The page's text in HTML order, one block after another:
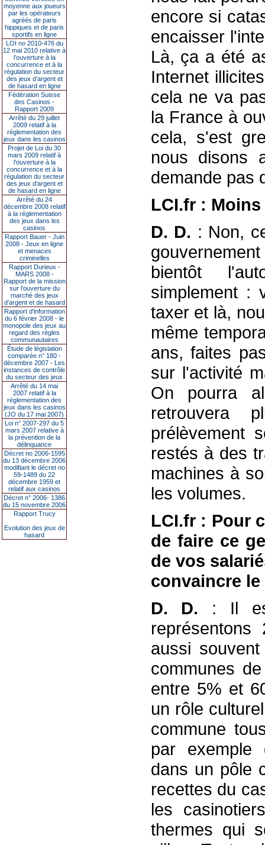
moyenne aux joueurs
par les opérateurs
agréés de paris
hippiques et de paris
sportifs en ligne
LOI no 2010-476 du
12 mai 2010 relative à
l’ouverture à la
concurrence et à la
régulation du secteur
des jeux d’argent et
de hasard en ligne
Fédération Suisse
des Casinos -
Rapport 2009
Arrêté du 29 juillet
2009 relatif à la
réglementation des
jeux dans les casinos
Projet de Loi du 30
mars 2009 relatif à
l’ouverture à la
concurrence et à la
régulation du secteur
des jeux d’argent et
de hasard en ligne
Arrêté du 24
décembre 2008 relatif
à la réglementation
des jeux dans les
casinos
Rapport Bauer - Juin
2008 - Jeux en ligne
et menaces
criminelles
Rapport Durieux -
MARS 2008 -
Rapport de la mission
sur l’ouverture du
marché des jeux
d’argent et de hasard
Rapport d'information
du 6 février 2008 - le
monopole des jeux au
regard des règles
communautaires
Étude de législation
comparée n° 180 -
décembre 2007 - Les
instances de contrôle
du secteur des jeux
Arrêté du 14 mai
2007 relatif à la
réglementation des
jeux dans les casinos
(JO du 17 mai 2007)
Loi n° 2007-297 du 5
mars 2007 relative à
la prévention de la
délinquance
Décret no 2006-1595
du 13 décembre 2006
modifiant le décret no
59-1489 du 22
décembre 1959 et
relatif aux casinos
Décret n° 2006- 1386
du 15 novembre 2006
Rapport Trucy
Evolution des jeux de
hasard
encore si
encaisser
Là, ça a été
Internet
cela ne va
la France à
cela, s'est
nous disons
demande pas
LCI.fr :
D. D. : Non,
bientôt
simplement :
taxer et là,
même
ans, faites
sur l'activité
On pourra
retrouvera
prélèvement
restés à des
machines à
les volumes.
LCI.fr : Pour
de faire ce
de vos
convaincre
D. D. : Il
aussi
communes
entre 5% et
un rôle
commune
par exemple
dans un pôle
recettes du
les
thermes qui